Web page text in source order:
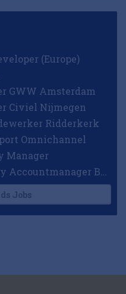
(Europe)
GWW Amsterdam
Civiel Nijmegen
Ridderkerk
Omnichannel
Manager
Checkpoint Systems Key Accountmanager Benelux
Jobs